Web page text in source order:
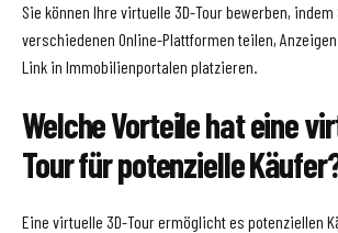
Sie können Ihre virtuelle 3D-Tour bewerben,
verschiedenen Online-Plattformen teilen,
Link in Immobilienportalen platzieren.
Welche Vorteile hat eine
Tour für potenzielle
Eine virtuelle 3D-Tour ermöglicht es potenziellen